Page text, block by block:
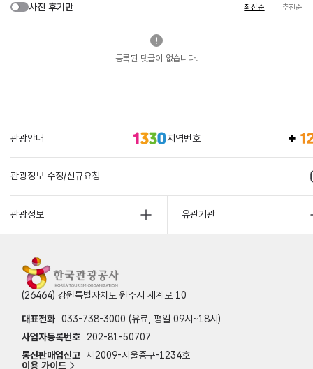
사진 후기만 최신순 추천순
등록된 댓글이 없습니다.
관광안내 지역번호
관광정보 수정/신규요청
관광정보 유관기관
(26464) 강원특별자치도 원주시 세계로 10
대표전화 033-738-3000 (유료, 평일 09시~18시)
사업자등록번호
202-81-50707
통신판매업신고 제2009-서울중구-1234호
이용 가이드